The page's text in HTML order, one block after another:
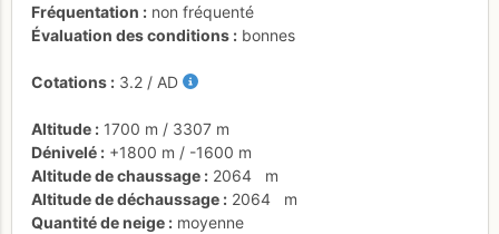
Fréquentation
non fréquenté
Évaluation des conditions
bonnes
Cotations 3.2 / AD
Altitude 1700 m / 3307 m
Dénivelé
+1800 m / -1600 m
Altitude de chaussage
2064
m
Altitude de déchaussage
2064
m
Quantité de neige
moyenne